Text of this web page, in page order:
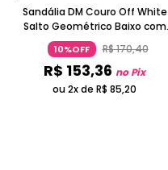
Sandália DM Couro Off White
Salto Geométrico Baixo com
Laço
10%OFF R$170,40
R$ 153,36 no Pix
ou 2x de R$ 85,20